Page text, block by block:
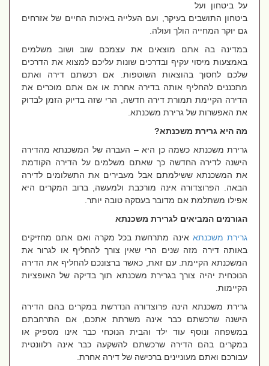
על ביטחון ועל
ביטחון התושבים בעיקר, ועם העלייה באיכות החיים של אזרחים
גם יוקר המחייה הולך ועולה.
במדינה בה אתם מוצאים את עצמכם שוב ושוב משלמים
באמצעות מיסוי עקיף ובדרכים שונות עליכם למצוא את הדרכים
שלכם לחסוך בהוצאות השוטפות. אם רכשתם דירה ואתם
מתכננים להחליף אותה בדירה אחרת או אם אתם מוכרים את
הדירה הקיימת תמורת דירה חדשה, הרי שזה בדיוק הזמן לבדוק
את האפשרות של גרירת משכנתא.
מה היא גרירת משכנתא?
גרירת משכנתא כשמה כן היא – העברה של המשכנתא מהדירה
הישנה לדירה החדשה כך שאתם משלמים על הדירה הקודמת
את המשכנתא ששילמתם אבל מעבירים את התשלומים לדירה
הבאה. הפרוצדורה אינה מורכבת ולמעשה, ברוב המקרים היא
אפילו משתלמת אם מדובר בעסקה טובה יותר.
הגורמים המביאים לגרירת משכנתא
גרירת משכנתאאינה מתרחשת בכל מקרה ואם אתם מחזיקים
באותה דירה מזה שנים הרי שאין צורך להחליף או לגרור את
המשכנתא הקיימת. עם זאת, כאשר ברצונכם להחליף את הדירה
הנוכחית יהיה צורך בגרירת משכנתא תוך בדיקה של האופציות
הקיימות.
גרירת משכנתא הינה פרוצדורה הנדרשת במקרים בהם הדירה
הישנה שרכשתם כבר אינה משרתת אתכם, אם התרחבתם
במשפחה ונוסף עוד ילד והבית הנוכחי כבר אינו מספיק או
במקרים בהם הדירה שרכשתם להשקעה כבר אינה רלוונטית
עבורכם ואתם מעוניינים ברכישה של דירה אחרת.